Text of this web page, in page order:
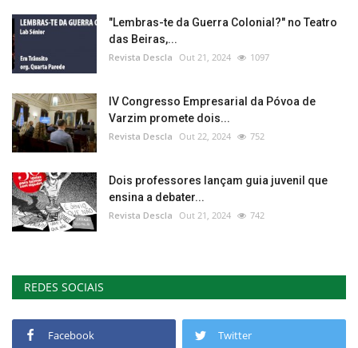
"Lembras-te da Guerra Colonial?" no Teatro
das Beiras,...
Revista Descla Out 21, 2024 1097
IV Congresso Empresarial da Póvoa de
Varzim promete dois...
Revista Descla Out 22, 2024 752
Dois professores lançam guia juvenil que
ensina a debater...
Revista Descla Out 21, 2024 742
REDES SOCIAIS
Facebook Twitter